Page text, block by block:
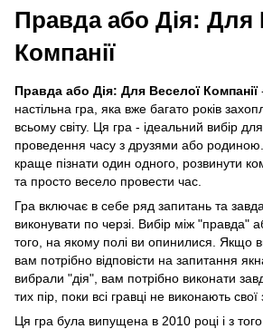
Правда або Дія: Для
Компанії
Правда або Дія: Для Веселої Компанії
настільна гра, яка вже багато років
всьому світу. Ця гра - ідеальний вибір
проведення часу з друзями або
краще пізнати один одного, розвинути
та просто весело провести час.
Гра включає в себе ряд запитань та
виконувати по черзі. Вибір між "правда"
того, на якому полі ви опинилися. Якщо
вам потрібно відповісти на запитання
вибрали "дія", вам потрібно виконати
тих пір, поки всі гравці не виконають свої
Ця гра була випущена в 2010 році і з